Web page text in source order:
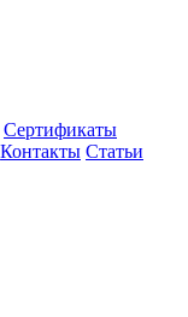
Сертификаты
Контакты Статьи